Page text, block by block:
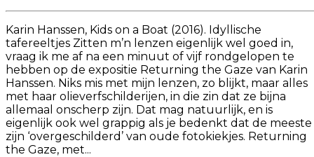
Karin Hanssen, Kids on a Boat (2016). Idyllische
tafereeltjes Zitten m’n lenzen eigenlijk wel goed in,
vraag ik me af na een minuut of vijf rondgelopen te
hebben op de expositie Returning the Gaze van Karin
Hanssen. Niks mis met mijn lenzen, zo blijkt, maar alles
met haar olieverfschilderijen, in die zin dat ze bijna
allemaal onscherp zijn. Dat mag natuurlijk, en is
eigenlijk ook wel grappig als je bedenkt dat de meeste
zijn ‘overgeschilderd’ van oude fotokiekjes. Returning
the Gaze, met...